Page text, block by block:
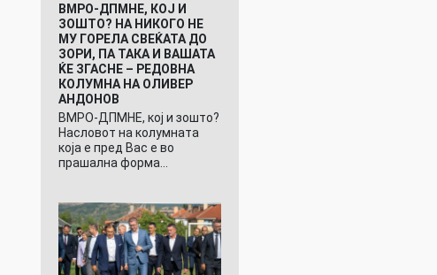
ВМРО-ДПМНЕ, КОЈ И
ЗОШТО? НА НИКОГО НЕ
МУ ГОРЕЛА СВЕЌАТА ДО
ЗОРИ, ПА ТАКА И ВАШАТА
ЌЕ ЗГАСНЕ – РЕДОВНА
КОЛУМНА НА ОЛИВЕР
АНДОНОВ
ВМРО-ДПМНЕ, кој и зошто?
Насловот на колумната
која е пред Вас е во
прашална форма…